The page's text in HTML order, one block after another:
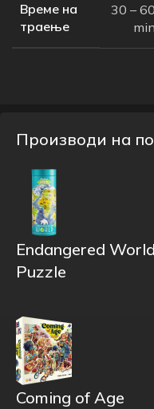
Време на
траење
30 – 60
min
Производи на
Endangered
Puzzle
Coming of Age